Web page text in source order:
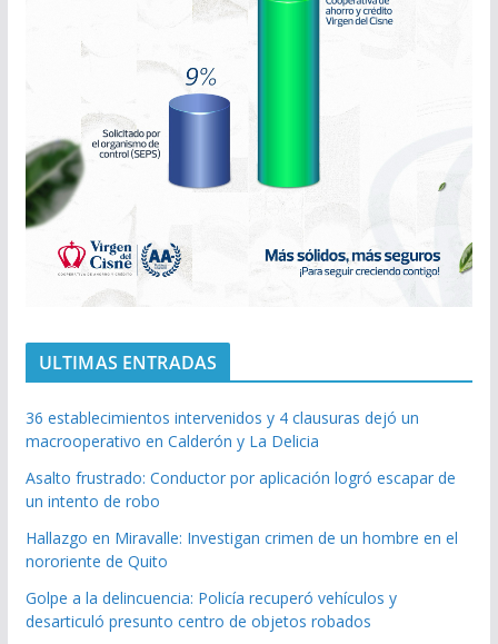
ULTIMAS ENTRADAS
36 establecimientos intervenidos y 4 clausuras dejó un
macrooperativo en Calderón y La Delicia
Asalto frustrado: Conductor por aplicación logró escapar de
un intento de robo
Hallazgo en Miravalle: Investigan crimen de un hombre en el
nororiente de Quito
Golpe a la delincuencia: Policía recuperó vehículos y
desarticuló presunto centro de objetos robados